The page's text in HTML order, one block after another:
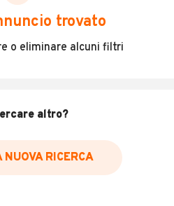
e sicuro, come:
coinvolto il veicolo
effettuate
per verificare la disponibilità
trovato
o eliminare alcuni filtri
altro?
RICERCA